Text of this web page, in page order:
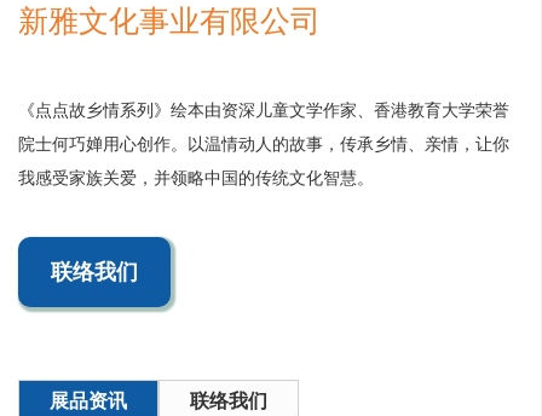
新雅文化事业有限公司
《点点故乡情系列》绘本由资深儿童文学作家、香港教育大学荣誉
院士何巧婵用心创作。以温情动人的故事，传承乡情、亲情，让你
我感受家族关爱，并领略中国的传统文化智慧。
联络我们
展品资讯 联络我们